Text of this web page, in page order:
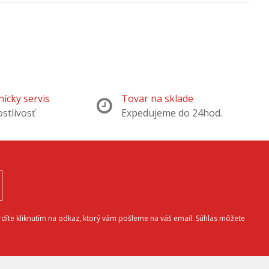
servis
Tovar na sklade
Expedujeme do 24hod.
kliknutím na odkaz, ktorý vám pošleme na váš email. Súhlas môžete